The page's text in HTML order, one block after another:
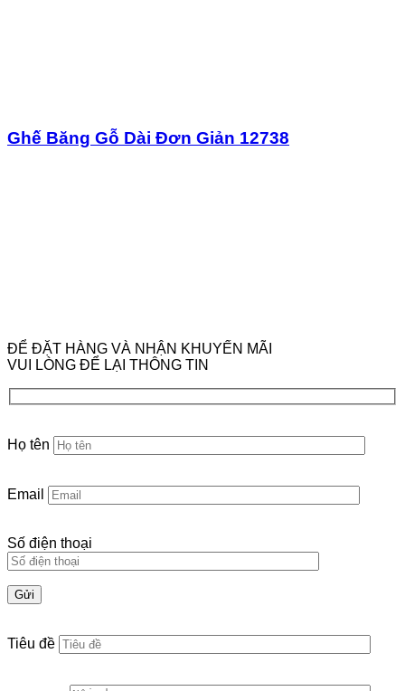
Ghế Băng Gỗ Dài Đơn Giản 12738
ĐỂ ĐẶT HÀNG VÀ NHẬN KHUYẾN MÃI
VUI LÒNG ĐỂ LẠI THÔNG TIN
Họ tên
Email
Số điện thoại
Tiêu đề